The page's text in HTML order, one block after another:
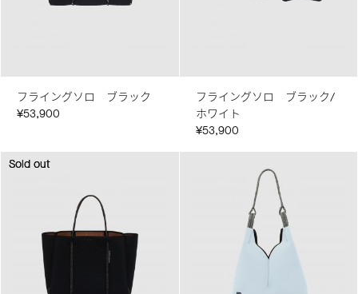
フライングソロ ブラック
¥53,900
フライングソロ ブラック/
ホワイト
¥53,900
Sold out
Sold out